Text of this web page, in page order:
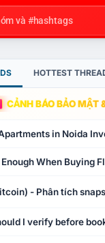
HOTTEST
CẢNH BÁO BẢO
in Noida
Enough When Buying
- Phân tích
I verify before